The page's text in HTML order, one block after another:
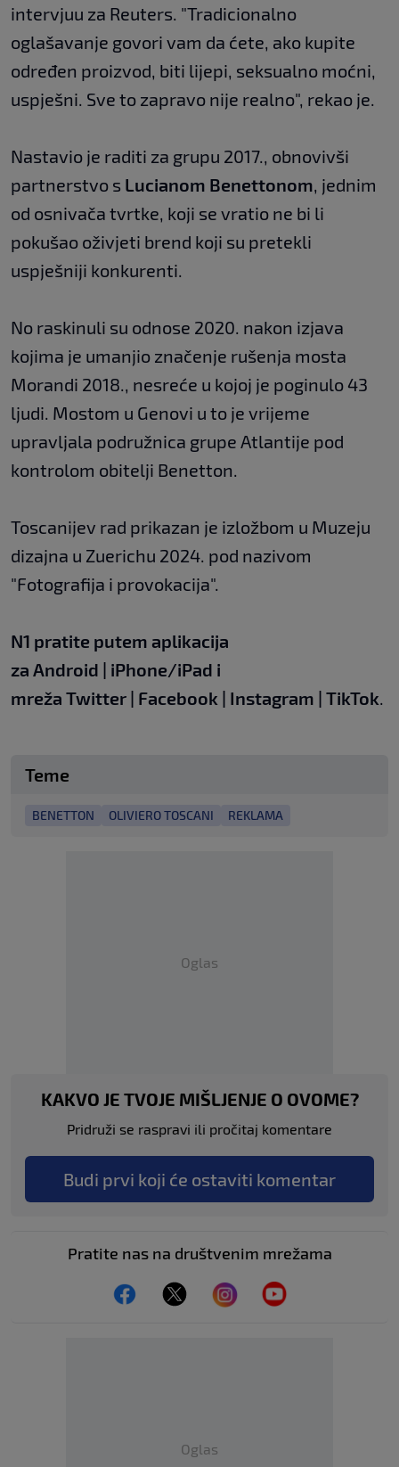
intervjuu za Reuters. "Tradicionalno
oglašavanje govori vam da ćete, ako kupite
određen proizvod, biti lijepi, seksualno moćni,
uspješni. Sve to zapravo nije realno", rekao je.
Nastavio je raditi za grupu 2017., obnovivši
partnerstvo s Lucianom Benettonom, jednim
od osnivača tvrtke, koji se vratio ne bi li
pokušao oživjeti brend koji su pretekli
uspješniji konkurenti.
No raskinuli su odnose 2020. nakon izjava
kojima je umanjio značenje rušenja mosta
Morandi 2018., nesreće u kojoj je poginulo 43
ljudi. Mostom u Genovi u to je vrijeme
upravljala podružnica grupe Atlantije pod
kontrolom obitelji Benetton.
Toscanijev rad prikazan je izložbom u Muzeju
dizajna u Zuerichu 2024. pod nazivom
"Fotografija i provokacija".
N1 pratite putem aplikacija
za Android | iPhone/iPad i
mreža Twitter | Facebook | Instagram | TikTok.
Teme
BENETTON OLIVIERO TOSCANI REKLAMA
Oglas
KAKVO JE TVOJE MIŠLJENJE O OVOME?
Pridruži se raspravi ili pročitaj komentare
Budi prvi koji će ostaviti komentar
Pratite nas na društvenim mrežama
Oglas